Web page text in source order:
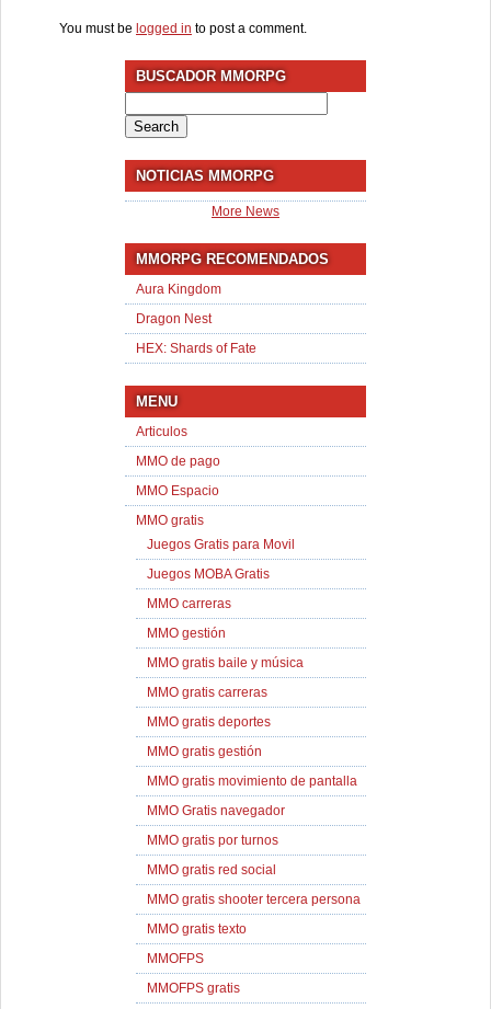
You must be logged in to post a comment.
BUSCADOR MMORPG
for:
NOTICIAS MMORPG
More News
MMORPG RECOMENDADOS
Aura Kingdom
Dragon Nest
HEX: Shards of Fate
MENU
Articulos
MMO de pago
MMO Espacio
MMO gratis
Juegos Gratis para Movil
Juegos MOBA Gratis
MMO carreras
MMO gestión
MMO gratis baile y música
MMO gratis carreras
MMO gratis deportes
MMO gratis gestión
MMO gratis movimiento de pantalla
MMO Gratis navegador
MMO gratis por turnos
MMO gratis red social
MMO gratis shooter tercera persona
MMO gratis texto
MMOFPS
MMOFPS gratis